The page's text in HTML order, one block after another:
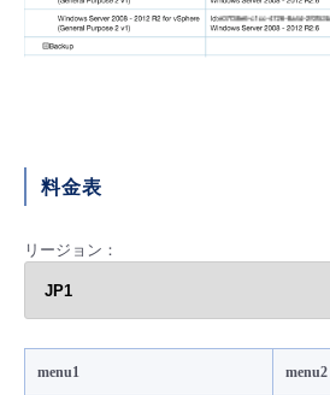
料金表
リージョン：
menu1 menu2